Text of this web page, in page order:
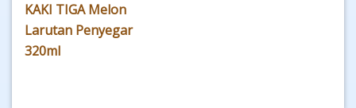
KAKI TIGA Melon
Larutan Penyegar
320ml